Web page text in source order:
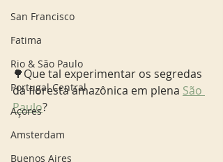
San Francisco
Fatima
Rio & São Paulo
Portugal Central
Açores
Amsterdam
Buenos Aires
🌳Que tal experimentar os segredas
da floresta amazônica em plena São
Paulo?